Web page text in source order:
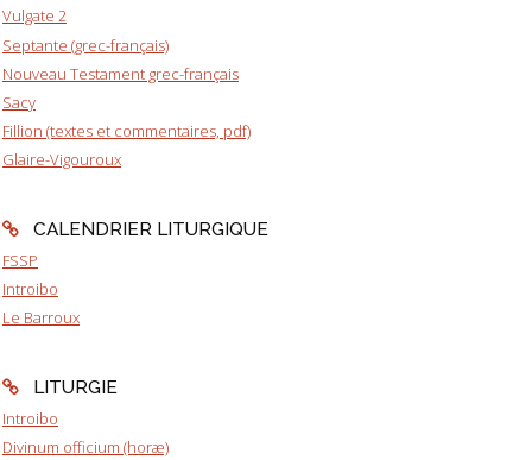
Vulgate 2
Septante (grec-français)
Nouveau Testament grec-français
Sacy
Fillion (textes et commentaires, pdf)
Glaire-Vigouroux
CALENDRIER LITURGIQUE
FSSP
Introibo
Le Barroux
LITURGIE
Introibo
Divinum officium (horæ)